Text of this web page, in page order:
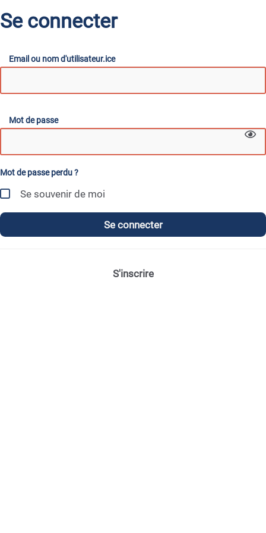
Se connecter
Email ou nom d'utilisateur.ice
Mot de passe
Mot de passe perdu ?
Se souvenir de moi
Se connecter
S'inscrire